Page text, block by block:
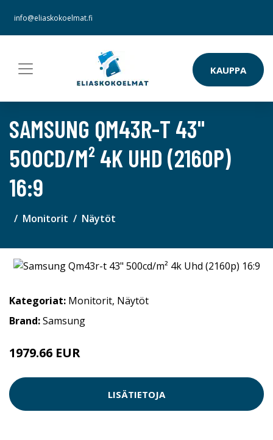
info@eliaskokoelmat.fi
KAUPPA
SAMSUNG QM43R-T 43"
500CD/M² 4K UHD (2160P)
16:9
Monitorit Näytöt
Kategoriat: Monitorit, Näytöt
Brand:Samsung
1979.66 EUR
LISÄTIETOJA